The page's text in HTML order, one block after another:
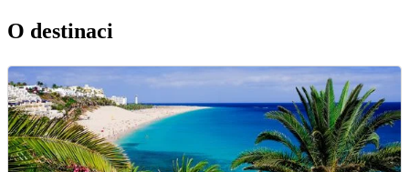
O destinaci